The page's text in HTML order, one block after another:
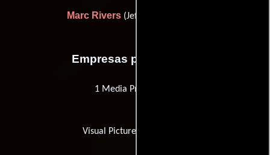
Marc Rivers (Jefe de producción)
Empresas productoras
1 Media Productions
Visual Pictures Productions